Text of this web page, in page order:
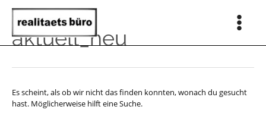
springen
Main
aktuell_neu
Es scheint, als ob wir nicht das finden konnten, wonach du gesucht
hast. Möglicherweise hilft eine Suche.